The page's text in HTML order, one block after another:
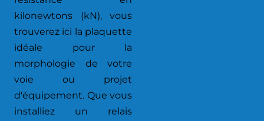
kilonewtons (kN), vous
trouverez ici la plaquette
idéale pour la
morphologie de votre
voie ou projet
d'équipement. Que vous
installiez un relais